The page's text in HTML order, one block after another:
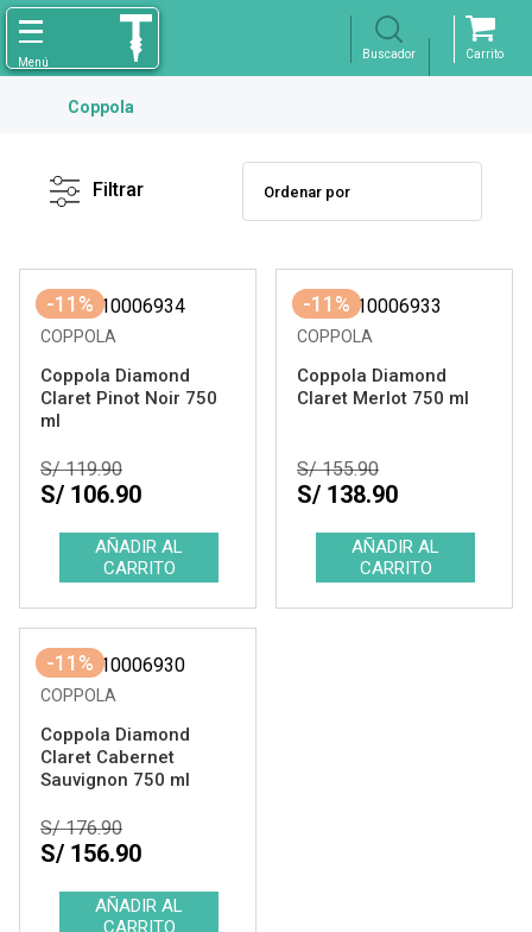
Coppola
Filtro X
Ver resultados
Filtrar
-11%
COPPOLA
Coppola Diamond
Claret Pinot Noir 750
ml
S/ 119.90
S/ 106.90
-11%
COPPOLA
Coppola Diamond
Claret Merlot 750 ml
S/ 155.90
S/ 138.90
-11%
COPPOLA
Coppola Diamond
Claret Cabernet
Sauvignon 750 ml
S/ 176.90
S/ 156.90